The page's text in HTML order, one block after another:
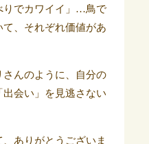
りでカワイイ」…鳥で
、それぞれ価値があ
んのように、自分の
会い」を見逃さない
ありがとうございま